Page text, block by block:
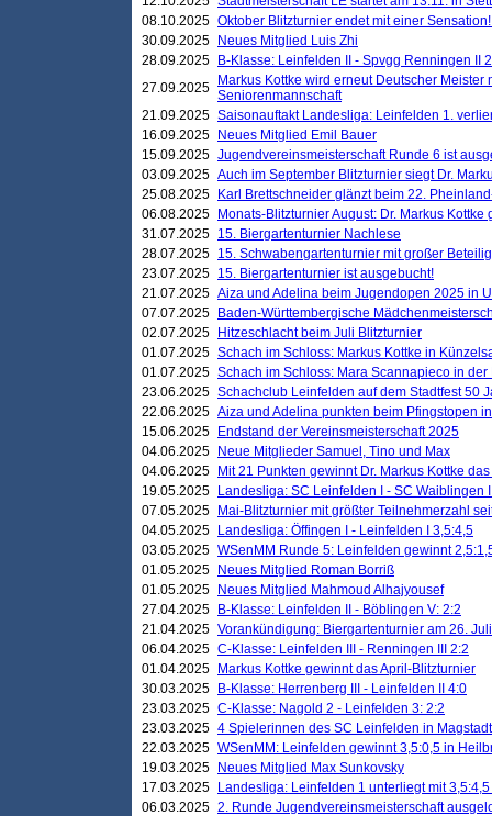
08.10.2025 Oktober Blitzturnier endet mit einer
30.09.2025
Neues Mitglied Luis Zhi
28.09.2025
B-Klasse: Leinfelden II - Spvgg Renningen II
27.09.2025
Markus Kottke wird erneut Deutscher Meister
Seniorenmannschaft
21.09.2025 Saisonauftakt Landesliga: Leinfelden 1.
16.09.2025
Neues Mitglied Emil Bauer
15.09.2025 Jugendvereinsmeisterschaft Runde 6 ist
03.09.2025 Auch im September Blitzturnier siegt Dr.
25.08.2025
Karl Brettschneider glänzt beim 22.
06.08.2025
Monats-Blitzturnier August: Dr. Markus Kottke
31.07.2025 15. Biergartenturnier Nachlese
28.07.2025 15. Schwabengartenturnier mit großer
23.07.2025 15. Biergartenturnier ist ausgebucht!
21.07.2025 Aiza und Adelina beim Jugendopen 2025 in
07.07.2025
Baden-Württembergische
02.07.2025
Hitzeschlacht beim Juli Blitzturnier
01.07.2025 Schach im Schloss: Markus Kottke in
01.07.2025 Schach im Schloss: Mara Scannapieco in der
23.06.2025 Schachclub Leinfelden auf dem Stadtfest 50
22.06.2025 Aiza und Adelina punkten beim Pfingstopen
15.06.2025
Endstand der Vereinsmeisterschaft 2025
04.06.2025
Neue Mitglieder Samuel, Tino und Max
04.06.2025
Mit 21 Punkten gewinnt Dr. Markus Kottke
19.05.2025
Landesliga: SC Leinfelden I - SC Waiblingen
07.05.2025
Mai-Blitzturnier mit größter Teilnehmerzahl
04.05.2025
Landesliga: Öffingen I - Leinfelden I 3,5:4,5
03.05.2025 WSenMM Runde 5: Leinfelden gewinnt
01.05.2025
Neues Mitglied Roman Borriß
01.05.2025
Neues Mitglied Mahmoud Alhajyousef
27.04.2025
B-Klasse: Leinfelden II - Böblingen V: 2:2
21.04.2025 Vorankündigung: Biergartenturnier am 26. Juli
06.04.2025 C-Klasse: Leinfelden III - Renningen III 2:2
01.04.2025
Markus Kottke gewinnt das April-Blitzturnier
30.03.2025
B-Klasse: Herrenberg III - Leinfelden II 4:0
23.03.2025 C-Klasse: Nagold 2 - Leinfelden 3: 2:2
23.03.2025 4 Spielerinnen des SC Leinfelden in Magstadt
22.03.2025 WSenMM: Leinfelden gewinnt 3,5:0,5 in
19.03.2025
Neues Mitglied Max Sunkovsky
17.03.2025
Landesliga: Leinfelden 1 unterliegt mit
06.03.2025 2. Runde Jugendvereinsmeisterschaft